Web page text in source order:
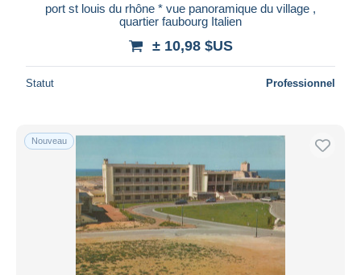
port st louis du rhône * vue panoramique du village ,
quartier faubourg Italien
± 10,98 $US
Statut Professionnel
Nouveau